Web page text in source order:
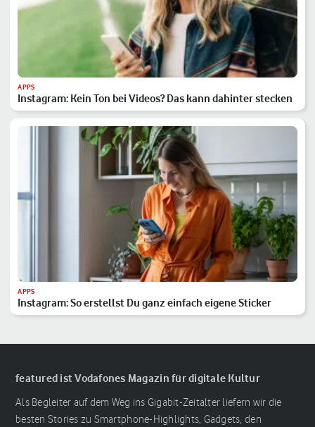
APPS
Instagram: Kein Ton bei Videos? Das kann dahinter stecken
APPS
Instagram: So erstellst Du ganz einfach eigene Sticker
featured ist Vodafones Magazin für digitale Kultur
Als Begleiter auf dem Weg ins Gigabit-Zeitalter liefern wir die
besten Stories zu Smartphone-Highlights, Gadgets, den